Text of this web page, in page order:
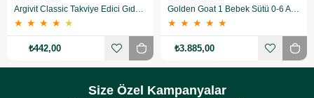
Argivit Classic Takviye Edici Gıda 150 ml
★ ★ ★ ★ ★
₺442,00
Golden Goat 1 Bebek Sütü 0-6 Ay 400 gr 6 Adet
★ ★ ★ ★ ★
₺3.885,00
Size Özel Kampanyalar